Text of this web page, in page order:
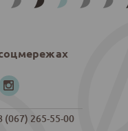
(067) 265-55-00